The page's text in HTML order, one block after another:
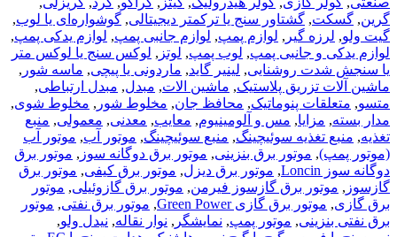
گرین, گسکت, گشتاور سنج یا ترکمتر دیجیتالی, گوشواره‌ای یا لوب,
گیت ولو, لرزه گیر , لوازم پمپ, لوازم جانبی پمپ, لوازم یدکی پمپ,
لوازم یدکی و جانبی پمپ, لوب پمپ, لوتز , لوکس سنج یا لوکس متر
یا سنجش شدت روشنایی, لینیر گاید, ماردونی یا پیچی, ماسه شور ,
ماشین آلات تزریق پلاستیک, ماشین الات, مبدل, مبدل ارتباطی,
متسو, متعلقات پنوماتیک, محافظ جان, مخلوط شور , مخلوط شوی,
مدار بسته, مزایا, مس و آلومینیوم, معایب, معدنی, معمولی, منبع
تغذیه, منبع تغذیه سوئیچینگ, منبع سوئیچینگ, موتور آب, موتور آب
(موتور پمپ), موتور برق بنزینی, موتور برق دوگانه سوز , موتور برق
دوگانه سوز Loncin
, موتور برق دیزل, موتور برق کیفی, موتور برق
گازسوز , موتور برق گازسوز فیرمن, موتور برق گازوئیلی, موتور
برق گازی, موتور برق گازی Green Power , موتور برق نفتی, موتور
برق نفتی بنزینی, موتور پمپ, نمایشگر , نوار نقاله, نیدل ولو,